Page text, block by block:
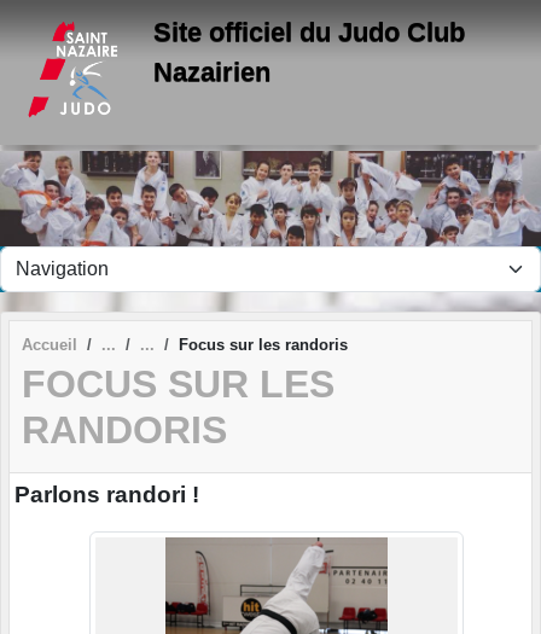
Site officiel du Judo Club
Nazairien
Accueil Focus sur les randoris
FOCUS SUR LES
RANDORIS
Parlons randori !